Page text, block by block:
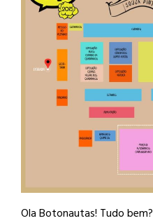
Ola Botonautas! Tudo bem?